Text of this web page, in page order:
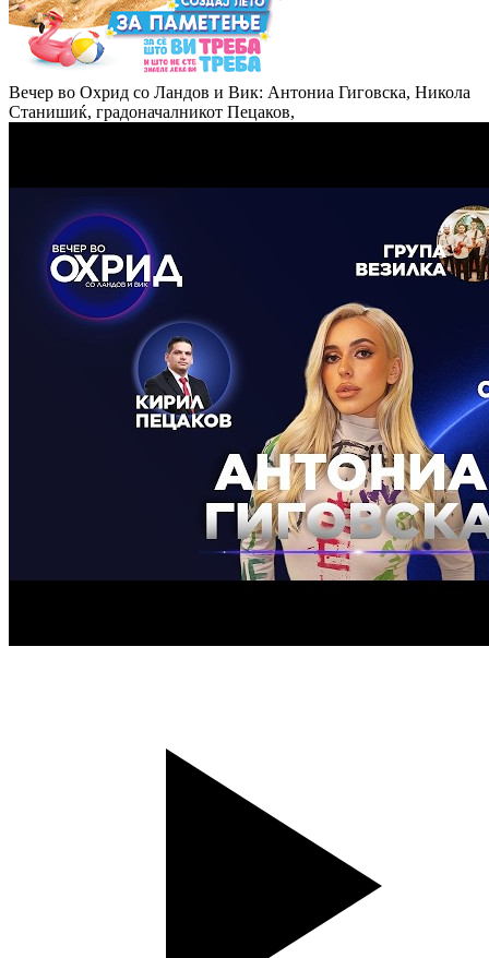
Вечер во Охрид со Ландов и Вик: Антониа Гиговска, Никола
Станишиќ, градоначалникот Пецаков,